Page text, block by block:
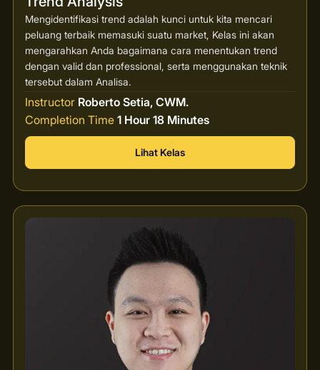
Mengidentifikasi trend adalah kunci untuk kita mencari
peluang terbaik memasuki suatu market, Kelas ini akan
mengarahkan Anda bagaimana cara menentukan trend
dengan valid dan professional, serta menggunakan teknik
tersebut dalam Analisa.
Instructor Roberto Setia, CWM.
Completion Time 1 Hour 18 Minutes
Lihat Kelas